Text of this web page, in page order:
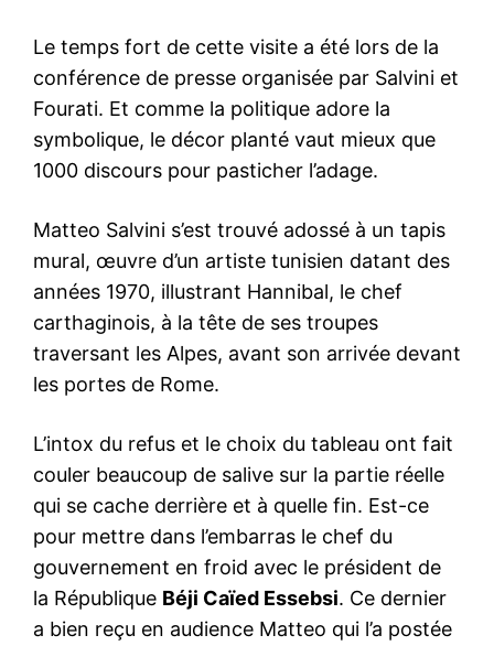
Le temps fort de cette visite a été lors de la
conférence de presse organisée par Salvini et
Fourati. Et comme la politique adore la
symbolique, le décor planté vaut mieux que
1000 discours pour pasticher l’adage.
Matteo Salvini s’est trouvé adossé à un tapis
mural, œuvre d’un artiste tunisien datant des
années 1970, illustrant Hannibal, le chef
carthaginois, à la tête de ses troupes
traversant les Alpes, avant son arrivée devant
les portes de Rome.
L’intox du refus et le choix du tableau ont fait
couler beaucoup de salive sur la partie réelle
qui se cache derrière et à quelle fin. Est-ce
pour mettre dans l’embarras le chef du
gouvernement en froid avec le président de
la République Béji Caïed Essebsi. Ce dernier
a bien reçu en audience Matteo qui l’a postée